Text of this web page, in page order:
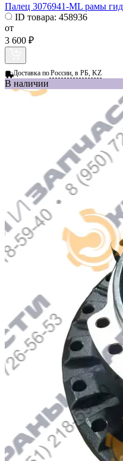
Палец 3076941-ML рамы
ID товара: 458936
от
3 600 ₽
Доставка поРоссии, в РБ, KZ
В наличии